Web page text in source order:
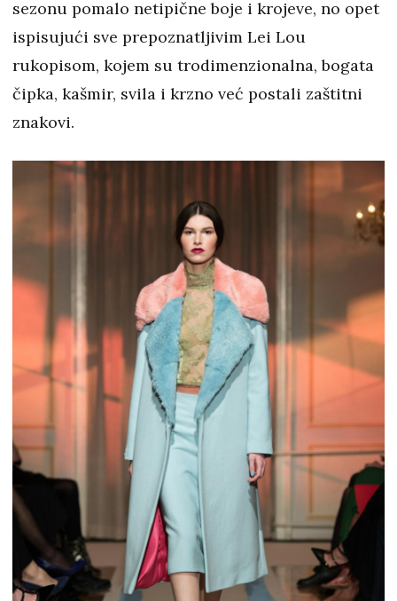
sezonu pomalo netipične boje i krojeve, no opet
ispisujući sve prepoznatljivim Lei Lou
rukopisom, kojem su trodimenzionalna, bogata
čipka, kašmir, svila i krzno već postali zaštitni
znakovi.